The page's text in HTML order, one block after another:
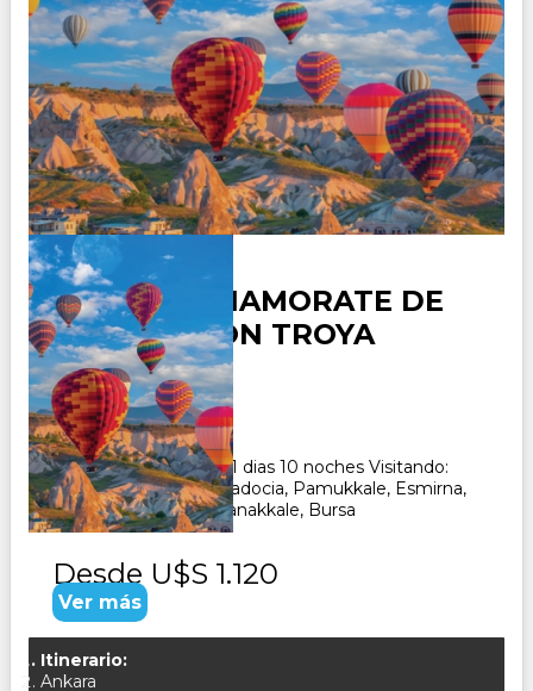
TURQUIA ENAMORATE DE
TURQUIA CON TROYA
Duración:
11Días10Noches
Paquete Turistico de 11 dias 10 noches Visitando:
Estambul, Ankara, Capadocia, Pamukkale, Esmirna,
Kusadasi, Pergamo, Canakkale, Bursa
Desde U$S 1.120
Ver más
Itinerario:
Ankara